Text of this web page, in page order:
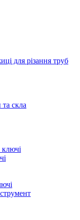
для різання труб
скла